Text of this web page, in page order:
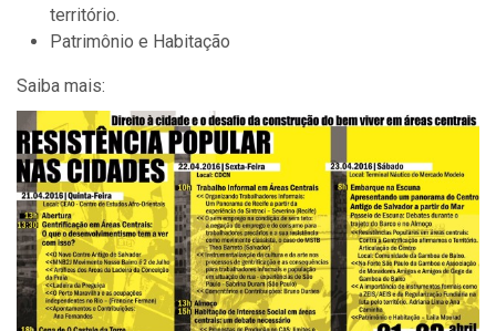
território.
Patrimônio e Habitação
Saiba mais: